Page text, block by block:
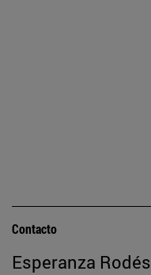
Contacto
Esperanza Rodés